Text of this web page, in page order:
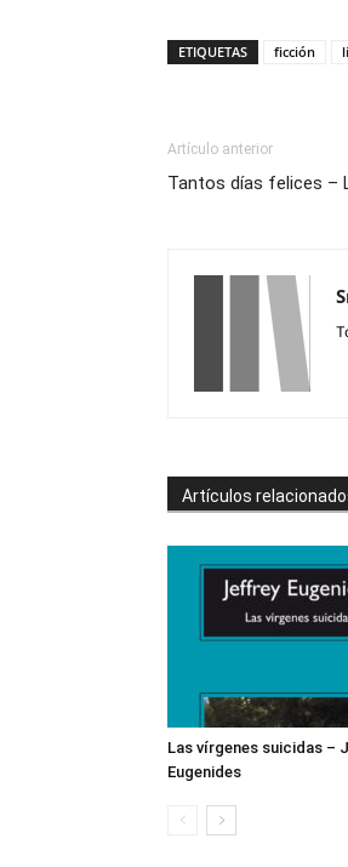
ETIQUETAS ficción
Artículo anterior
Tantos días felices –
Artículos
Las vírgenes suicidas –
Eugenides